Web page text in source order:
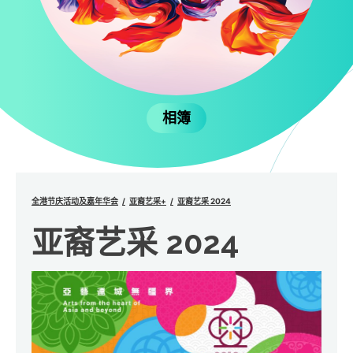
相簿
全港节庆活动及嘉年华会 亚裔艺采+ 亚裔艺采 2024
亚裔艺采 2024